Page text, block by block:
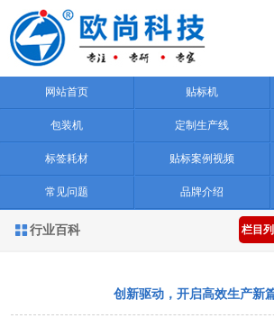
网站首页 贴标机
包装机 定制生产线
标签耗材 贴标案例视频
常见问题 品牌介绍
 行业百科 栏目
创新驱动，开启高效生产新